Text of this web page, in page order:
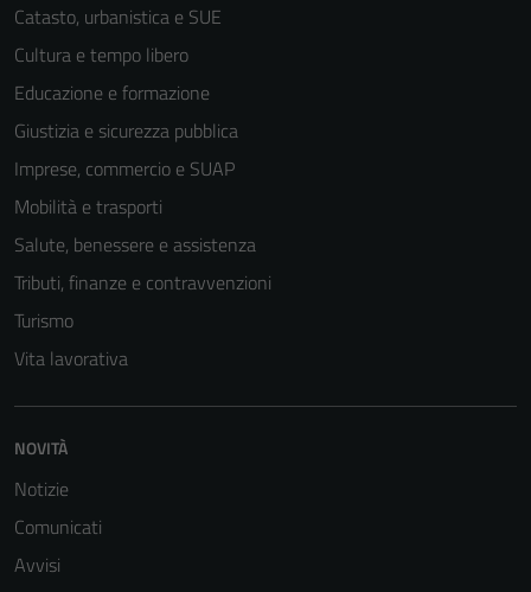
Catasto, urbanistica e SUE
Cultura e tempo libero
Educazione e formazione
Giustizia e sicurezza pubblica
Imprese, commercio e SUAP
Mobilità e trasporti
Salute, benessere e assistenza
Tributi, finanze e contravvenzioni
Turismo
Vita lavorativa
NOVITÀ
Notizie
Comunicati
Avvisi